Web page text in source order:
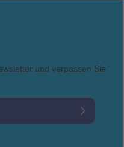
und verpassen Sie